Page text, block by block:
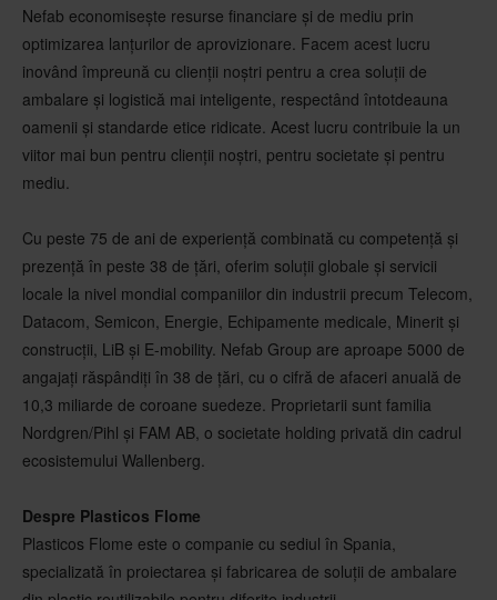
Nefab economisește resurse financiare și de mediu prin
optimizarea lanțurilor de aprovizionare. Facem acest lucru
inovând împreună cu clienții noștri pentru a crea soluții de
ambalare și logistică mai inteligente, respectând întotdeauna
oamenii și standarde etice ridicate. Acest lucru contribuie la un
viitor mai bun pentru clienții noștri, pentru societate și pentru
mediu.
Cu peste 75 de ani de experiență combinată cu competență și
prezență în peste 38 de țări, oferim soluții globale și servicii
locale la nivel mondial companiilor din industrii precum Telecom,
Datacom, Semicon, Energie, Echipamente medicale, Minerit și
construcții, LiB și E-mobility. Nefab Group are aproape 5000 de
angajați răspândiți în 38 de țări, cu o cifră de afaceri anuală de
10,3 miliarde de coroane suedeze. Proprietarii sunt familia
Nordgren/Pihl și FAM AB, o societate holding privată din cadrul
ecosistemului Wallenberg.
Despre Plasticos Flome
Plasticos Flome este o companie cu sediul în Spania,
specializată în proiectarea și fabricarea de soluții de ambalare